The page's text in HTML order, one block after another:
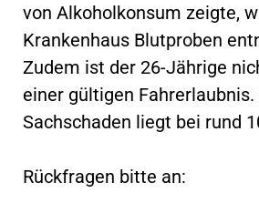
von Alkoholkonsum zeigte,
Krankenhaus Blutproben
Zudem ist der 26-Jährige
einer gültigen Fahrerlaubnis.
Sachschaden liegt bei rund
Rückfragen bitte an: